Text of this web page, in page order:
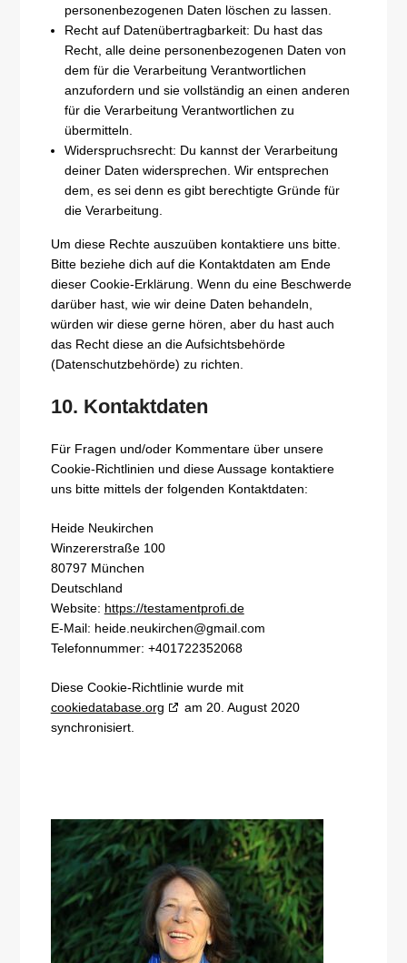
personenbezogenen Daten löschen zu lassen.
Recht auf Datenübertragbarkeit: Du hast das
Recht, alle deine personenbezogenen Daten von
dem für die Verarbeitung Verantwortlichen
anzufordern und sie vollständig an einen anderen
für die Verarbeitung Verantwortlichen zu
übermitteln.
Widerspruchsrecht: Du kannst der Verarbeitung
deiner Daten widersprechen. Wir entsprechen
dem, es sei denn es gibt berechtigte Gründe für
die Verarbeitung.
Um diese Rechte auszuüben kontaktiere uns bitte.
Bitte beziehe dich auf die Kontaktdaten am Ende
dieser Cookie-Erklärung. Wenn du eine Beschwerde
darüber hast, wie wir deine Daten behandeln,
würden wir diese gerne hören, aber du hast auch
das Recht diese an die Aufsichtsbehörde
(Datenschutzbehörde) zu richten.
10. Kontaktdaten
Für Fragen und/oder Kommentare über unsere
Cookie-Richtlinien und diese Aussage kontaktiere
uns bitte mittels der folgenden Kontaktdaten:
Heide Neukirchen
Winzererstraße 100
80797 München
Deutschland
Website: https://testamentprofi.de
E-Mail: heide.neukirchen@gmail.com
Telefonnummer: +401722352068
Diese Cookie-Richtlinie wurde mit
cookiedatabase.org
am 20. August 2020
synchronisiert.